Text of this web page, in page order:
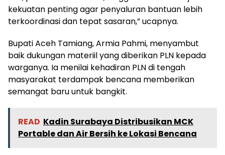
kekuatan penting agar penyaluran bantuan lebih
terkoordinasi dan tepat sasaran,” ucapnya.
Bupati Aceh Tamiang, Armia Pahmi, menyambut
baik dukungan materiil yang diberikan PLN kepada
warganya. Ia menilai kehadiran PLN di tengah
masyarakat terdampak bencana memberikan
semangat baru untuk bangkit.
READ Kadin Surabaya Distribusikan MCK
Portable dan Air Bersih ke Lokasi Bencana